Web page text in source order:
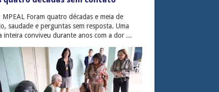
MPEAL Foram quatro décadas e meia de
saudade e perguntas sem resposta. Uma
inteira conviveu durante anos com a dor ...